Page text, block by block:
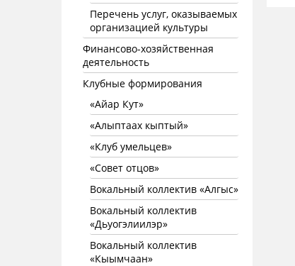
Перечень услуг, оказываемых
организацией культуры
Финансово-хозяйственная
деятельность
Клубные формирования
«Айар Кут»
«Алыптаах кыптый»
«Клуб умельцев»
«Совет отцов»
Вокальный коллектив «Алгыс»
Вокальный коллектив
«Дьуогэлиилэр»
Вокальный коллектив
«Кыымчаан»